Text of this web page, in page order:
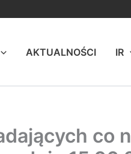
AKTUALNOŚCI IR
co